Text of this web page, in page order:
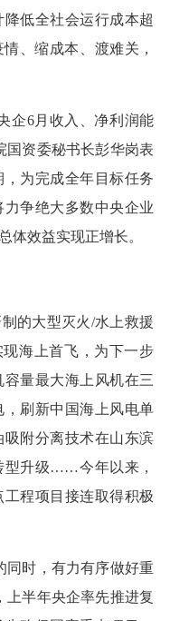
低全社会运行成本超
、缩成本、渡难关，
企6月收入、净利润能
国资委秘书长彭华岗表
为完成全年目标任务
争绝大多数中央企业
体效益实现正增长。
的大型灭火/水上救援
现海上首飞，为下一步
量最大海上风机在三
刷新中国海上风电单
附分离技术在山东滨
型升级……今年以来，
程项目接连取得积极
同时，有力有序做好重
上半年央企率先推进复